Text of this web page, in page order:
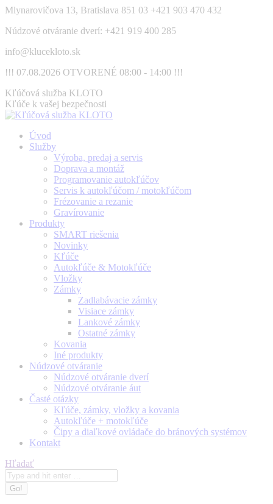
Skip
content
Mlynarovičova 13, Bratislava 851 03 +421 903 470 432
Núdzové otváranie dverí: +421 919 400 285
info@klucekloto.sk
!!! 07.08.2026 OTVORENÉ 08:00 - 14:00 !!!
Facebook
page
opens
new
window
Kľúčová služba KLOTO
Kľúče k vašej bezpečnosti
Úvod
Služby
Výroba, predaj a servis
Doprava a montáž
Programovanie autokľúčov
Servis k autokľúčom / motokľúčom
Frézovanie a rezanie
Gravírovanie
Produkty
SMART riešenia
Novinky
Kľúče
Autokľúče & Motokľúče
Vložky
Zámky
Zadlabávacie zámky
Visiace zámky
Lankové zámky
Ostatné zámky
Kovania
Iné produkty
Núdzové otváranie
Núdzové otváranie dverí
Núdzové otváranie áut
Časté otázky
Kľúče, zámky, vložky a kovania
Autokľúče + motokľúče
Čipy a diaľkové ovládače do bránových systémov
Kontakt
Search:
Hľadať